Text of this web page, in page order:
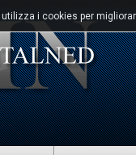
i cookies per